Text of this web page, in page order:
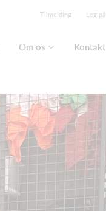
Tilmelding Log på
Om os Kontakt